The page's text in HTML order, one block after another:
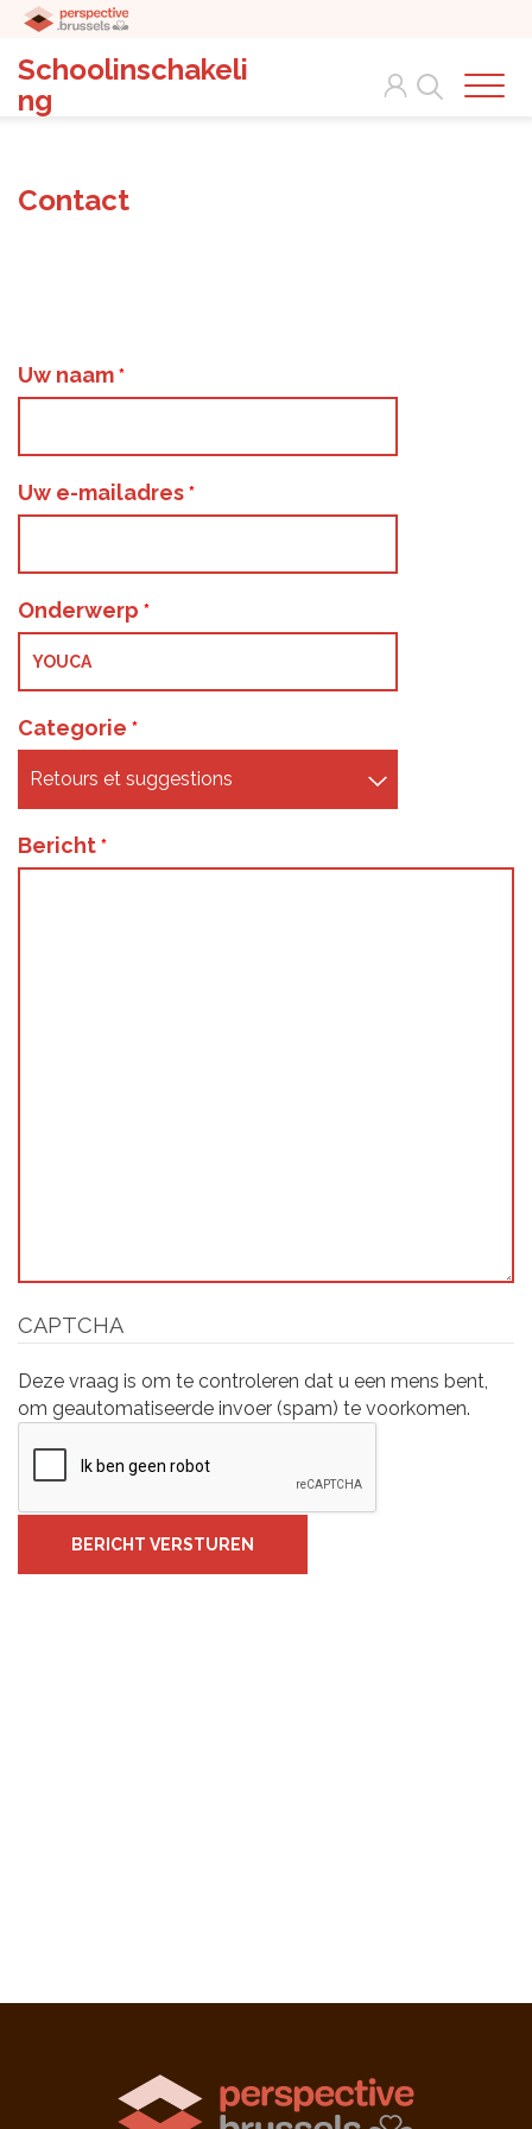
Schoolinschakeli
ng
Search
Contact
Uw naam
Uw e-mailadres
Onderwerp
Categorie
Bericht
CAPTCHA
Deze vraag is om te controleren dat u een mens bent,
om geautomatiseerde invoer (spam) te voorkomen.